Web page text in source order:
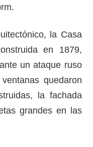
la Casa
en 1879,
un ataque ruso
quedaron
la fachada
grandes en las